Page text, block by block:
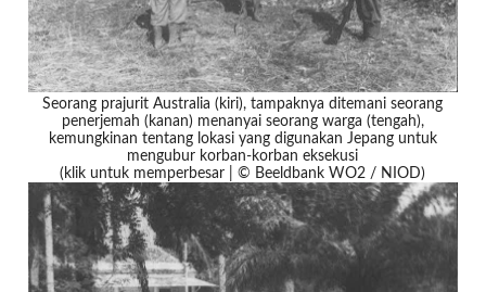
Seorang prajurit Australia (kiri), tampaknya ditemani seorang
penerjemah (kanan) menanyai seorang warga (tengah),
kemungkinan tentang lokasi yang digunakan Jepang untuk
mengubur korban-korban eksekusi
(klik untuk memperbesar | © Beeldbank WO2 / NIOD)